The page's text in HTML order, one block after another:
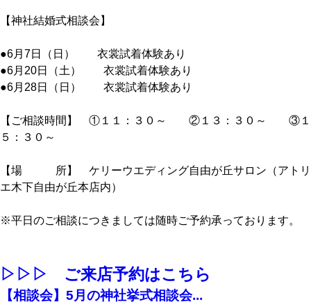
【神社結婚式相談会】
●6月7日（日） 衣裳試着体験あり
●6月20日（土） 衣裳試着体験あり
●6月28日（日） 衣裳試着体験あり
【ご相談時間】 ①１１：３０～ ②１３：３０～ ③１
５：３０～
【場 所】 ケリーウエディング自由が丘サロン（アトリ
エ木下自由が丘本店内）
※平日のご相談につきましては随時ご予約承っております。
▷▷▷ ご来店予約はこちら
【相談会】5月の神社挙式相談会...